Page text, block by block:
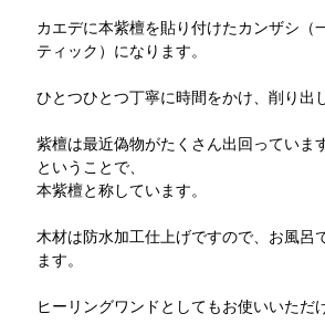
カエデに本紫檀を貼り付けたカンザシ（
ティック）になります。
ひとつひとつ丁寧に時間をかけ、削り出
紫檀は最近偽物がたくさん出回っていま
ということで、
本紫檀と称しています。
木材は防水加工仕上げですので、お風呂
ます。
ヒーリングワンドとしてもお使いいただ